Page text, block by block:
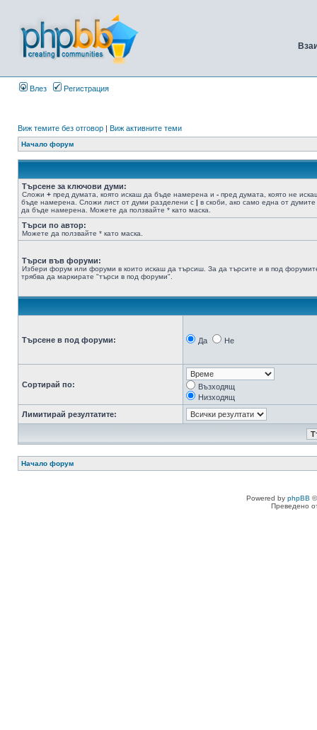
Влез Регистрация
Виж темите без отговор | Виж активните теми
Начало форум
Търсене за ключови думи:
Сложи + пред думата, която искаш да бъде намерена и - пред думата, която не
бъде намерена. Сложи лист от думи разделени с | в скоби, ако само една от думите
да бъде намерена. Можете да ползвайте * като маска.
Търси по автор:
Можете да ползвайте * като маска.
Търси във форуми:
Избери форум или форуми в които искаш да търсиш. За да търсите и в под
трябва да маркирате "търси в под форуми".
Търсене в под форуми: Да Не
Сортирай по:
Възходящ
Низходящ
Лимитирай резултатите:
Начало форум
Powered by phpBB
Преведено